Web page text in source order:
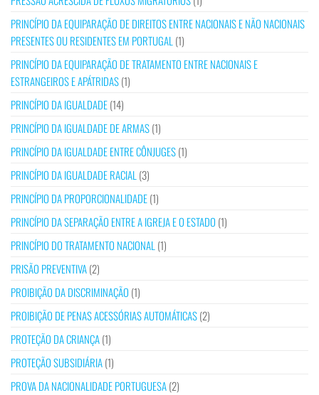
PRINCÍPIO DA EQUIPARAÇÃO DE DIREITOS ENTRE NACIONAIS E NÃO NACIONAIS
PRESENTES OU RESIDENTES EM PORTUGAL (1)
PRINCÍPIO DA EQUIPARAÇÃO DE TRATAMENTO ENTRE NACIONAIS E
ESTRANGEIROS E APÁTRIDAS(1)
PRINCÍPIO DA IGUALDADE(14)
PRINCÍPIO DA IGUALDADE DE ARMAS(1)
PRINCÍPIO DA IGUALDADE ENTRE CÔNJUGES(1)
PRINCÍPIO DA IGUALDADE RACIAL (3)
PRINCÍPIO DA PROPORCIONALIDADE(1)
PRINCÍPIO DA SEPARAÇÃO ENTRE A IGREJA E O ESTADO (1)
PRINCÍPIO DO TRATAMENTO NACIONAL (1)
PRISÃO PREVENTIVA(2)
PROIBIÇÃO DA DISCRIMINAÇÃO (1)
PROIBIÇÃO DE PENAS ACESSÓRIAS AUTOMÁTICAS(2)
PROTEÇÃO DA CRIANÇA(1)
PROTEÇÃO SUBSIDIÁRIA(1)
PROVA DA NACIONALIDADE PORTUGUESA(2)